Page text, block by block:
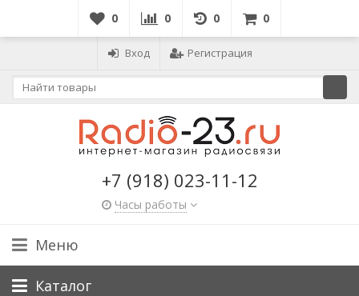
0 0 0 0
Вход Регистрация
+7 (918) 023-11-12
Часы работы
Меню
Каталог